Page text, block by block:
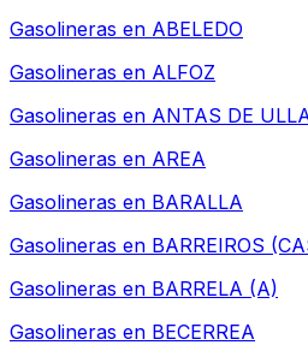
Gasolineras en ABELEDO
Gasolineras en ALFOZ
Gasolineras en ANTAS DE
Gasolineras en AREA
Gasolineras en BARALLA
Gasolineras en BARREIROS
Gasolineras en BARRELA (A)
Gasolineras en BECERREA